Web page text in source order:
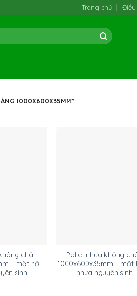
Trang chủ
1000X600X35MM”
chân
– mặt hở –
sinh
Pallet nhựa không
1000x600x35mm – mặt
nhựa nguyên sinh